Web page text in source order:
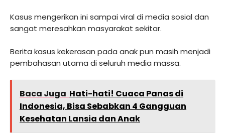
Kasus mengerikan ini sampai viral di media sosial dan
sangat meresahkan masyarakat sekitar.
Berita kasus kekerasan pada anak pun masih menjadi
pembahasan utama di seluruh media massa.
Baca Juga Hati-hati! Cuaca Panas di
Indonesia, Bisa Sebabkan 4 Gangguan
Kesehatan Lansia dan Anak